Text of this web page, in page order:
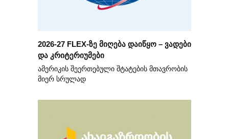
2026-27 FLEX-ზე მიღება დაიწყო – ვადები
და კრიტერიუმები
ამერიკის შეერთებული შტატების მთავრობის
მიერ სრულად